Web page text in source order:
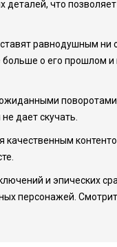
что позволяет
равнодушным ни
о его прошлом
дает скучать.
и эпических
персонажей.